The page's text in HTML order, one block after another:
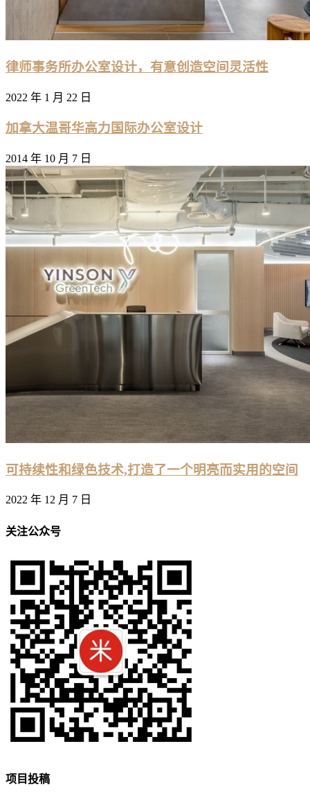
律师事务所办公室设计，有意创造空间灵活性
2022 年 1 月 22 日
加拿大温哥华高力国际办公室设计
2014 年 10 月 7 日
可持续性和绿色技术,打造了一个明亮而实用的空间
2022 年 12 月 7 日
关注公众号
项目投稿